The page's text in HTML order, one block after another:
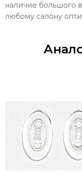
наличие большого
любому салону